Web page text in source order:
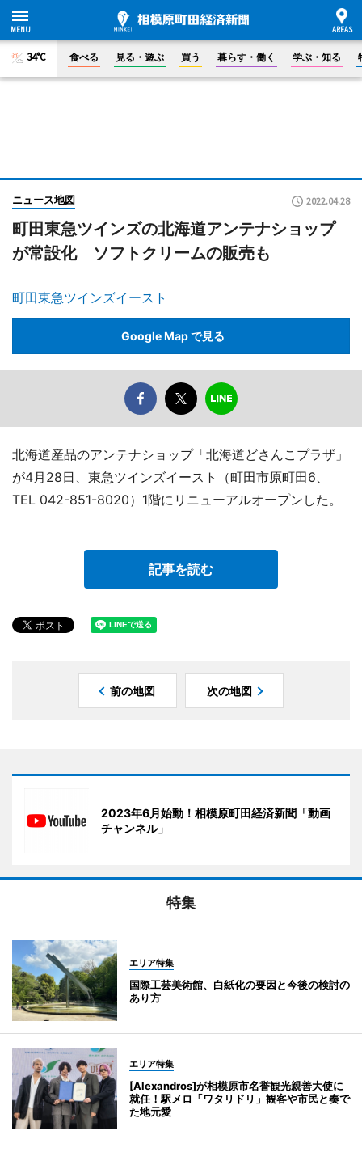
34°C 食べる 見る・遊ぶ 買う 暮らす・働く 学ぶ・知る
ニュース地図 2022.04.28
町田東急ツインズの北海道アンテナショップ
が常設化 ソフトクリームの販売も
町田東急ツインズイースト
Google Map で見る
北海道産品のアンテナショップ「北海道どさんこプラザ」
が4月28日、東急ツインズイースト（町田市原町田6、
TEL 042-851-8020）1階にリニューアルオープンした。
記事を読む
前の地図 次の地図
2023年6月始動！相模原町田経済新聞「動画
チャンネル」
特集
エリア特集
国際工芸美術館、白紙化の要因と今後の検討の
あり方
エリア特集
[Alexandros]が相模原市名誉観光親善大使に
就任！駅メロ「ワタリドリ」観客や市民と奏で
た地元愛